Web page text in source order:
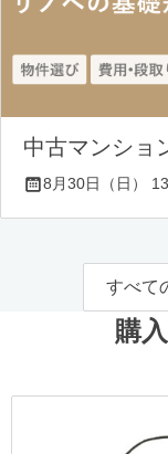
中古マンショ
8月30日（日）
すべて
購